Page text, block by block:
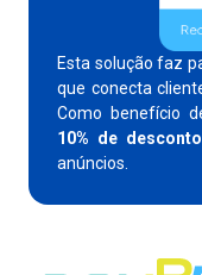
Esta solução faz
que conecta
Como benefício
10% de desconto
anúncios.